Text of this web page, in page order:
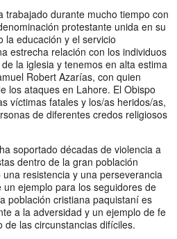
trabajado durante mucho tiempo con
protestante unida en su
la educación y el servicio
estrecha relación con los individuos
la iglesia y tenemos en alta estima
Robert Azarías, con quien
los ataques en Lahore. El Obispo
víctimas fatales y los/as heridos/as,
de diferentes credos religiosos
soportado décadas de violencia a
dentro de la gran población
resistencia y una perseverancia
ejemplo para los seguidores de
población cristiana paquistaní es
a la adversidad y un ejemplo de fe
las circunstancias difíciles.